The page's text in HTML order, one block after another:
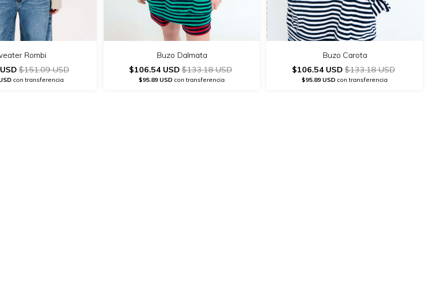
Rombi
$151.09 USD
con transferencia
Buzo Dalmata
$106.54 USD$133.18 USD
$95.89 USD con transferencia
Buzo Carota
$106.54 USD$133.18 USD
$95.89 USD con transferencia